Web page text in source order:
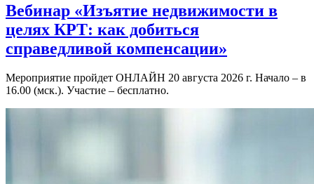
Вебинар «Изъятие недвижимости в
целях КРТ: как добиться
справедливой компенсации»
Мероприятие пройдет ОНЛАЙН 20 августа 2026 г. Начало – в
16.00 (мск.). Участие – бесплатно.